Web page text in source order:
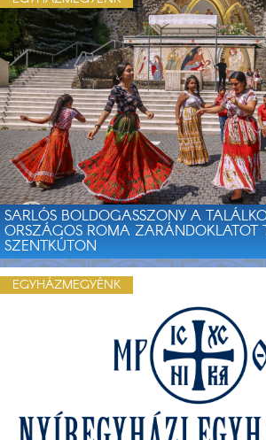
SARLÓS BOLDOGASSZONY A
ORSZÁGOS ROMA ZARÁNDOKLATOT
SZENTKÚTON
EGYHÁZMEGYÉNK